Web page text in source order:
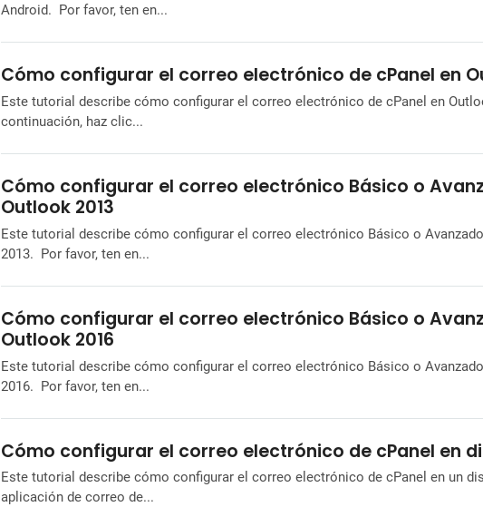
Android. Por favor, ten en...
Cómo configurar el correo electrónico de cPanel en
Este tutorial describe cómo configurar el correo electrónico de cPanel en
continuación, haz clic...
Cómo configurar el correo electrónico Básico o
Outlook 2013
Este tutorial describe cómo configurar el correo electrónico Básico o
2013. Por favor, ten en...
Cómo configurar el correo electrónico Básico o
Outlook 2016
Este tutorial describe cómo configurar el correo electrónico Básico o
2016. Por favor, ten en...
Cómo configurar el correo electrónico de cPanel en
Este tutorial describe cómo configurar el correo electrónico de cPanel en un
aplicación de correo de...